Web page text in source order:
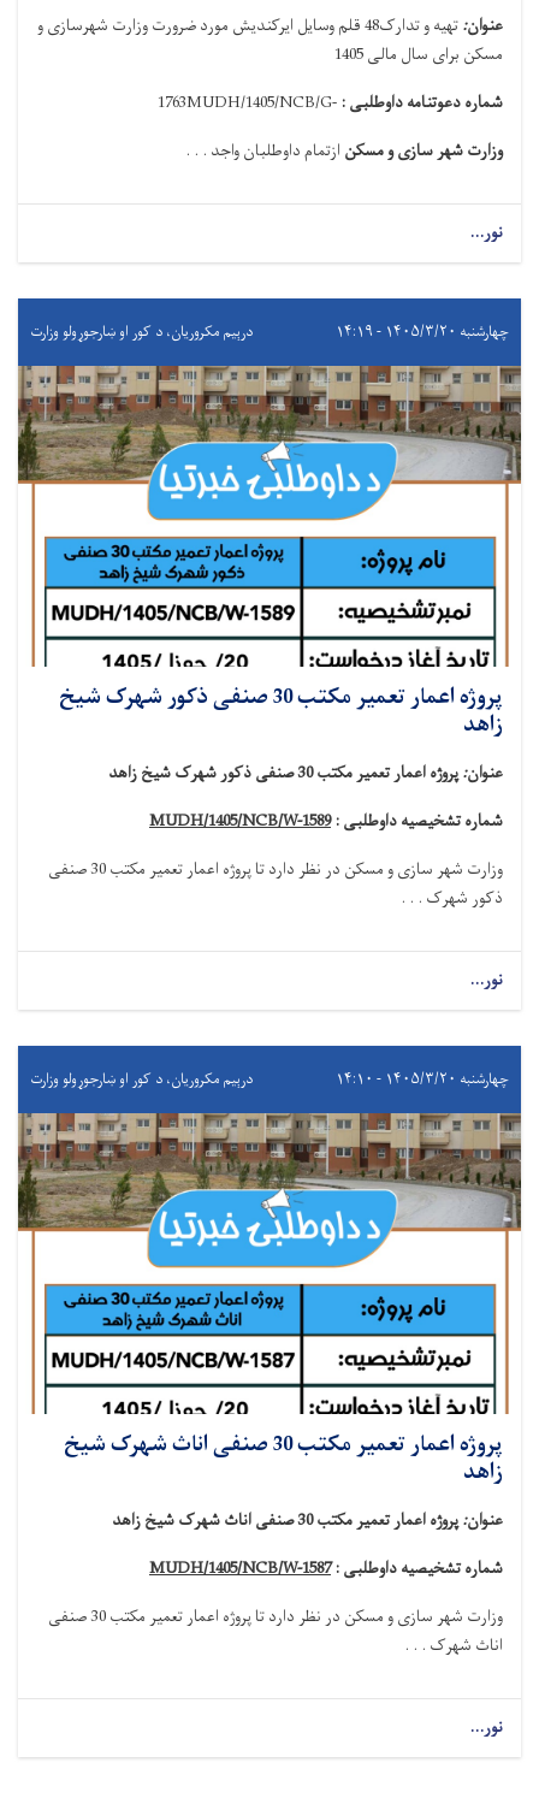
عنوان:
تهیه و تدارک48 قلم وسایل ایرکندیش مورد ضرورت وزارت شهرسازی و
مسکن برای سال مالی 1405
شماره دعوتنامه داوطلبی : MUDH/1405/NCB/G-
1763
وزارت شهر سازی و مسکن ازتمام داوطلبان واجد . . .
نور...
چهارشنبه ۱۴۰۵/۳/۲۰ - ۱۴:۱۹ درېيم مکروریان، د کور او ښارجوړولو وزارت
پروژه اعمار تعمیر مکتب 30 صنفی ذکور شهرک شیخ
زاهد
عنوان:پروژه اعمار تعمیر مکتب 30 صنفی ذکور شهرک شیخ زاهد
شماره تشخیصیه داوطلبی :MUDH/1405/NCB/W-1589
وزارت شهر سازی و مسکن در نظر دارد تا
پروژه اعمار تعمیر مکتب 30 صنفی
ذکور شهرک . . .
نور...
چهارشنبه ۱۴۰۵/۳/۲۰ - ۱۴:۱۰ درېيم مکروریان، د کور او ښارجوړولو وزارت
پروژه اعمار تعمیر مکتب 30 صنفی اناث شهرک شیخ
زاهد
عنوان:پروژه اعمار تعمیر مکتب 30 صنفی اناث شهرک شیخ زاهد
شماره تشخیصیه داوطلبی :MUDH/1405/NCB/W-1587
وزارت شهر سازی و مسکن در نظر دارد تاپروژه اعمار تعمیر مکتب 30 صنفی
اناث شهرک . . .
نور...